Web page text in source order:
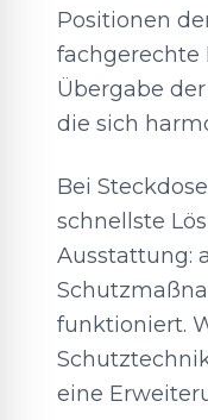
Positionen
fachgerechte
Übergabe
die sich
Bei
schnellste
Ausstattung:
funktioniert.
eine